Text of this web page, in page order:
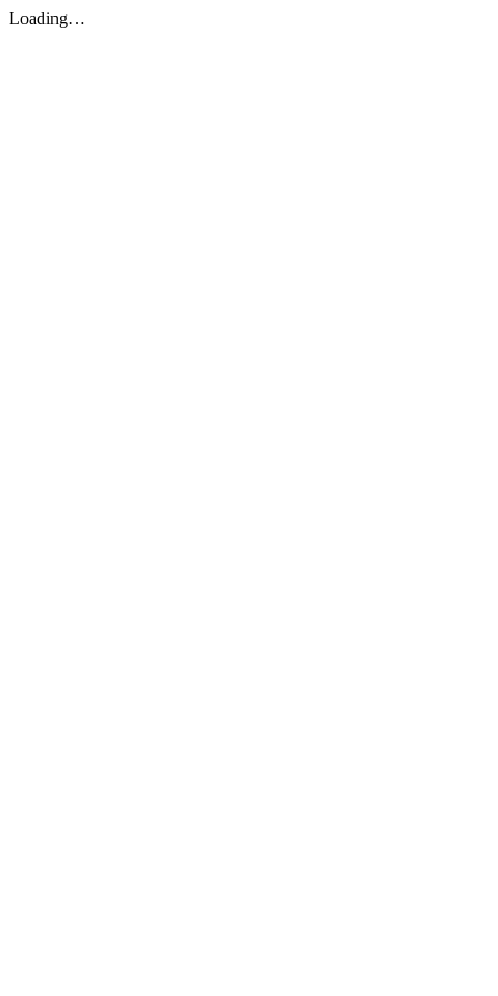
Loading…